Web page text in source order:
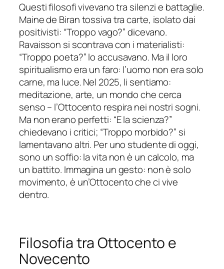
Questi filosofi vivevano tra silenzi e battaglie.
Maine de Biran tossiva tra carte, isolato dai
positivisti: “Troppo vago?” dicevano.
Ravaisson si scontrava con i materialisti:
“Troppo poeta?” lo accusavano. Ma il loro
spiritualismo era un faro: l’uomo non era solo
carne, ma luce. Nel 2025, li sentiamo:
meditazione, arte, un mondo che cerca
senso – l’Ottocento respira nei nostri sogni.
Ma non erano perfetti: “E la scienza?”
chiedevano i critici; “Troppo morbido?” si
lamentavano altri. Per uno studente di oggi,
sono un soffio: la vita non è un calcolo, ma
un battito. Immagina un gesto: non è solo
movimento, è un’Ottocento che ci vive
dentro.
Filosofia tra Ottocento e
Novecento